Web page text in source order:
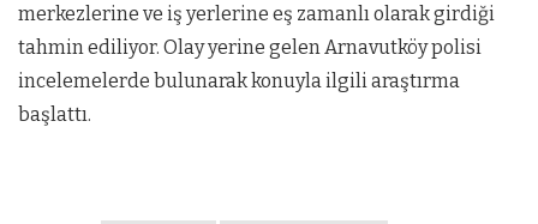
merkezlerine ve iş yerlerine eş zamanlı olarak girdiği
tahmin ediliyor. Olay yerine gelen Arnavutköy polisi
incelemelerde bulunarak konuyla ilgili araştırma
başlattı.